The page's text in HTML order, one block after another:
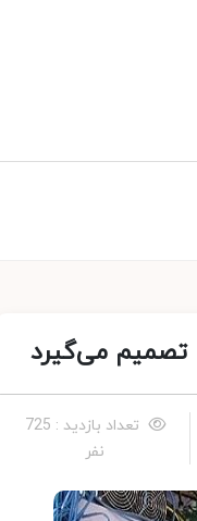
تعداد بازدید : 725
نفر